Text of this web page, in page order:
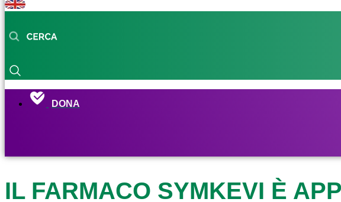
DONA
IL FARMACO SYMKEVI È